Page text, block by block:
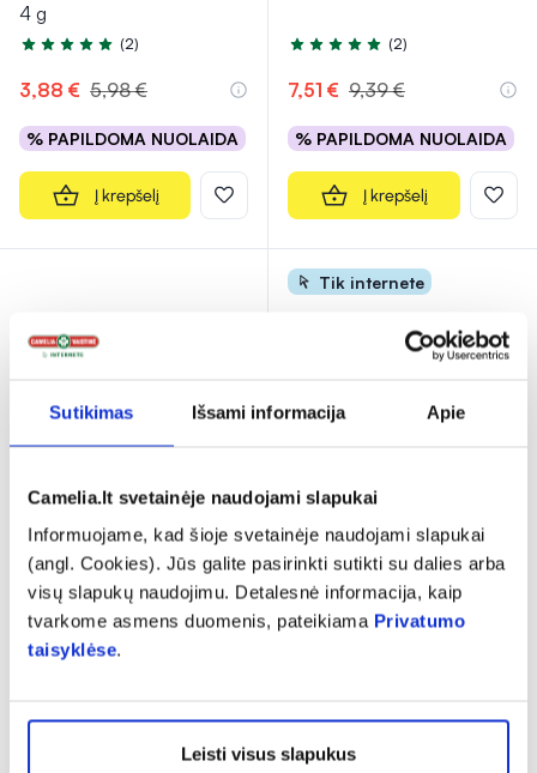
Sutikimas Išsami informacija Apie
Camelia.lt svetainėje naudojami slapukai
Informuojame, kad šioje svetainėje naudojami slapukai
(angl. Cookies). Jūs galite pasirinkti sutikti su dalies arba
visų slapukų naudojimu. Detalesnė informacija, kaip
tvarkome asmens duomenis, pateikiama Privatumo
taisyklėse.
Leisti visus slapukus
4 g
Įvertinimas 5.0 iš 5
(2)
3,88 € 5,98 €
% PAPILDOMA NUOLAIDA
Į krepšelį
Įvertinimas 5.0 iš 5
(2)
7,51 € 9,39 €
% PAPILDOMA NUOLAIDA
Į krepšelį
PHARMA OIL natūralus
lūpų balzamas COCONUT,
5 g
2,91 € 4,49 €
Tik internete
LANSINOH lanolio
balzamas lūpoms, 7 g
Įvertinimas 5.0 iš 5
(1)
8,00 € 8,89 €